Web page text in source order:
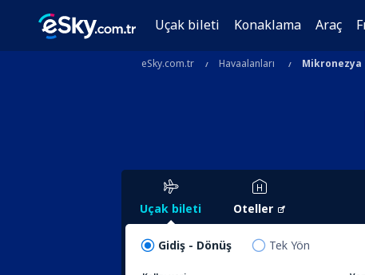
Uçak bileti Konaklama Araç
eSky.com.tr Havaalanları Mikronezya
Uçak bileti Oteller
Gidiş - Dönüş Tek Yön